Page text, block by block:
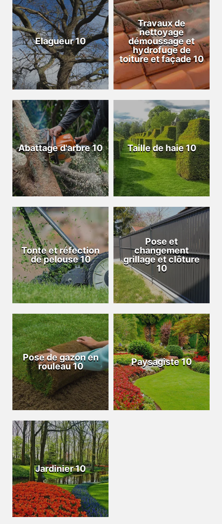
Elagueur 10
Travaux de
nettoyage
démoussage et
hydrofuge de
toiture et façade 10
Abattage d'arbre 10 Taille de haie 10
Tonte et réfection
de pelouse 10
Pose et
changement
grillage et clôture
10
Pose de gazon en
rouleau 10
Paysagiste 10
Jardinier 10